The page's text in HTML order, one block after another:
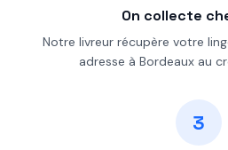
On collecte
Notre livreur récupère votre
adresse à Bordeaux au
3